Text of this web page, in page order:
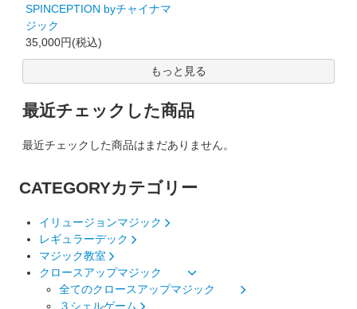
SPINCEPTION byチャイナマ
ジック
35,000円(税込)
もっと見る
最近チェックした商品
最近チェックした商品はまだありません。
CATEGORYカテゴリー
イリュージョンマジック
レギュラーデック
マジック教室
クロースアップマジック
全てのクロースアップマジック
３シェルゲーム